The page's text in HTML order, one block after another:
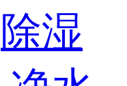
除湿